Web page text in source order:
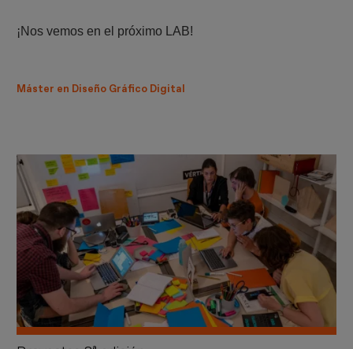
¡Nos vemos en el próximo LAB!
Máster en Diseño Gráfico Digital